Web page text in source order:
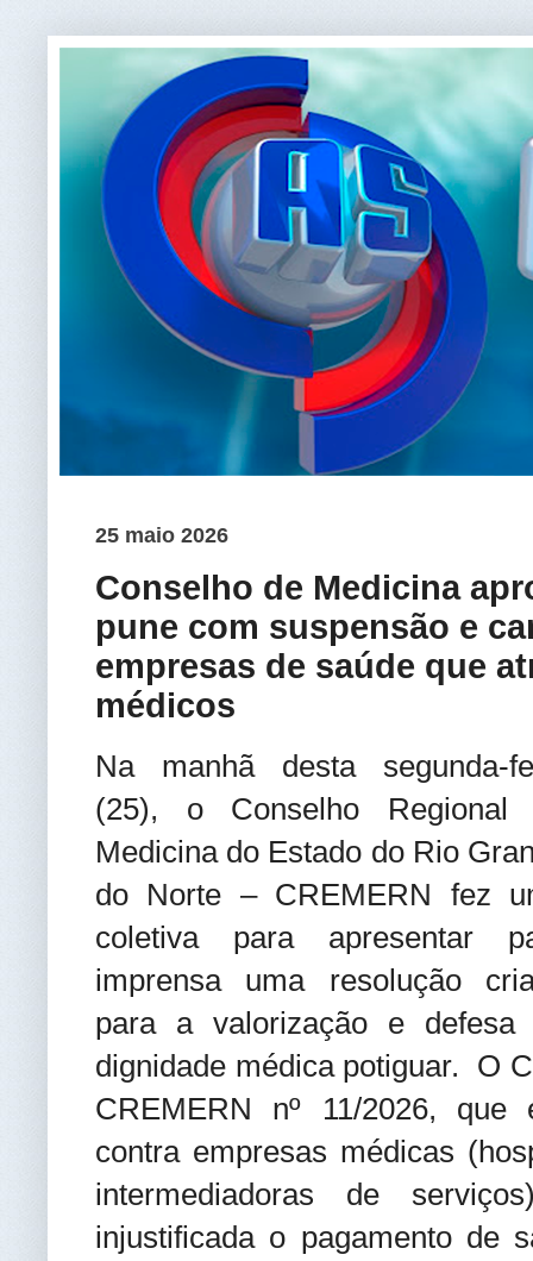
25 maio 2026
Conselho de Medicina
pune com suspensão e
empresas de saúde que
médicos
Na manhã desta segunda-
(25), o Conselho Regional
Medicina do Estado do Rio
do Norte – CREMERN fez
coletiva para apresentar
imprensa uma resolução
para a valorização e defesa
dignidade médica potiguar. O
CREMERN nº 11/2026, que
contra empresas médicas
intermediadoras de
injustificada o pagamento de